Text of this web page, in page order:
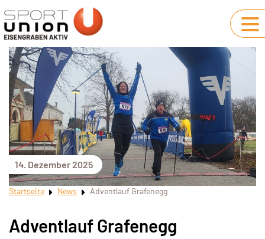
14. Dezember 2025
Startseite News Adventlauf Grafenegg
Adventlauf Grafenegg